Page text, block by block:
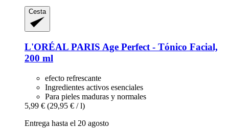
Cesta
L'ORÉAL PARIS Age Perfect -​ Tónico Facial,
200 ml
efecto refrescante
Ingredientes activos esenciales
Para pieles maduras y normales
5,99 € (29,95 € / l)
Entrega hasta el 20 agosto